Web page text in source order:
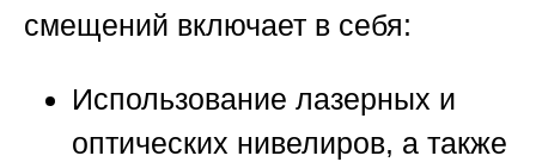
смещений включает в себя:
Использование лазерных и
оптических нивелиров, а также